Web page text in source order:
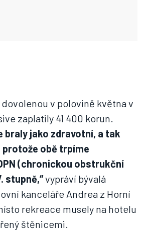
v polovině května v
zaplatily 41 400 korun.
braly jako zdravotní, a tak
protože obě trpíme
(chronickou obstrukční
stupně,“vypráví bývalá
kanceláře Andrea z Horní
rekreace musely na hotelu
štěnicemi.